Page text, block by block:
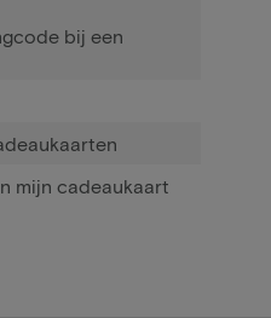
bij een
mijn cadeaukaart